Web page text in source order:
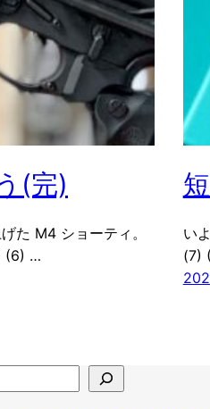
(完)
た M4 ショーティ。
(6) …
い
(7)